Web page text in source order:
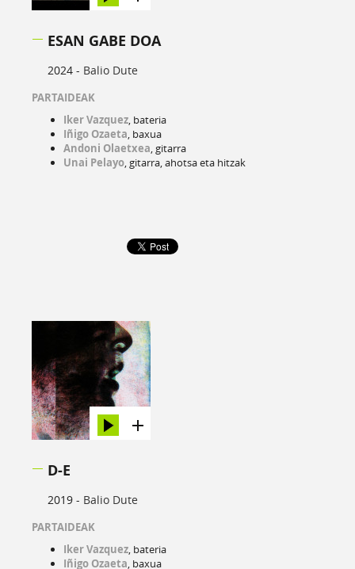
ESAN GABE DOA
2024 - Balio Dute
PARTAIDEAK
Iker Vazquez, bateria
Iñigo Ozaeta, baxua
Andoni Olaetxea, gitarra
Unai Pelayo, gitarra, ahotsa eta hitzak
D-E
2019 - Balio Dute
PARTAIDEAK
Iker Vazquez, bateria
Iñigo Ozaeta, baxua